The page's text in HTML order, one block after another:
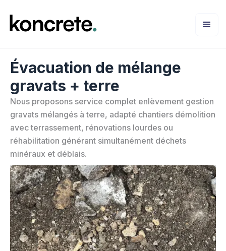
Évacuation de mélange
gravats + terre
Nous proposons service complet enlèvement gestion
gravats mélangés à terre, adapté chantiers démolition
avec terrassement, rénovations lourdes ou
réhabilitation générant simultanément déchets
minéraux et déblais.